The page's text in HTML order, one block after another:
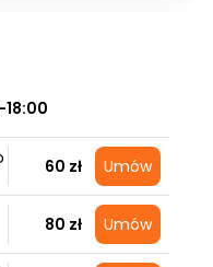
60 zł Umów
80 zł Umów